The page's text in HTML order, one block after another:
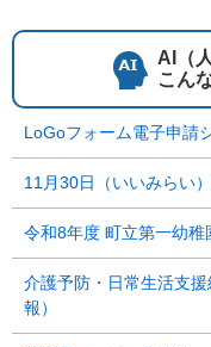
AI（
こん
LoGoフォーム電子申請
11月30日（いいみらい
令和8年度 町立第一幼稚
介護予防・日常生活支
報）